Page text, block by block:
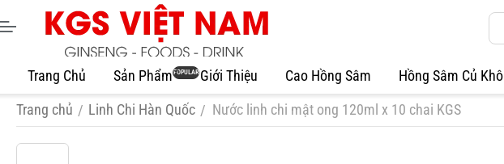
Trang Chủ Sản Phẩm POPULAR Giới Thiệu Cao Hồng Sâm Hồng Sâm Củ Khô
Trang chủ / Linh Chi Hàn Quốc / Nước linh chi mật ong 120ml x 10 chai KGS